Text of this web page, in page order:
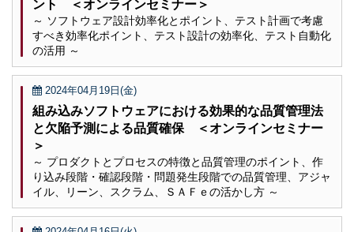
ント ＜オンラインセミナー＞
～ ソフトウェア設計効率化とポイント、テスト計画で考慮
すべき効率化ポイント、テスト設計の効率化、テスト自動化
の活用 ～
2024年04月19日(金)
組み込みソフトウェアにおける効果的な品質管理法
と欠陥予測による品質確保 ＜オンラインセミナー
＞
～ プロダクトとプロセスの特徴と品質管理のポイント、作
り込み段階・確認段階・問題発生段階での品質管理、アジャ
イル、リーン、スクラム、ＳＡＦｅの活かし方 ～